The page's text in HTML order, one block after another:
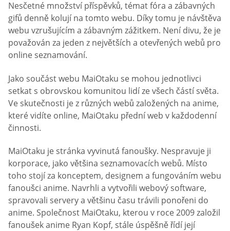
Nesčetné množství příspěvků, témat fóra a zábavných
gifů denně kolují na tomto webu. Díky tomu je návštěva
webu vzrušujícím a zábavným zážitkem. Není divu, že je
považován za jeden z největších a otevřených webů pro
online seznamování.
Jako součást webu MaiOtaku se mohou jednotlivci
setkat s obrovskou komunitou lidí ze všech částí světa.
Ve skutečnosti je z různých webů založených na anime,
které vidíte online, MaiOtaku přední web v každodenní
činnosti.
MaiOtaku je stránka vyvinutá fanoušky. Nespravuje ji
korporace, jako většina seznamovacích webů. Místo
toho stojí za konceptem, designem a fungováním webu
fanoušci anime. Navrhli a vytvořili webový software,
spravovali servery a většinu času trávili ponořeni do
anime. Společnost MaiOtaku, kterou v roce 2009 založil
fanoušek anime Ryan Kopf, stále úspěšně řídí její